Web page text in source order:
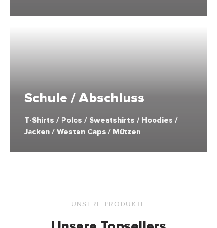
Schule / Abschluss
T-Shirts / Polos / Sweatshirts / Hoodies /
Jacken / Westen Caps / Mützen
UNSERE PRODUKTE